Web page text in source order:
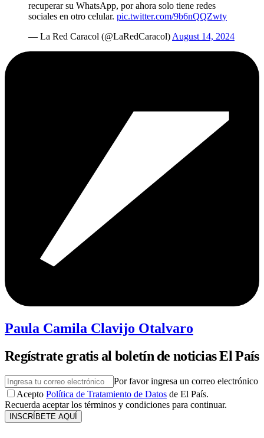
recuperar su WhatsApp, por ahora solo tiene redes
sociales en otro celular. pic.twitter.com/9b6nQQZwty
— La Red Caracol (@LaRedCaracol) August 14, 2024
Paula Camila Clavijo Otalvaro
Regístrate gratis al boletín de noticias El País
Por favor ingresa un correo electrónico
Acepto Política de Tratamiento de Datos de El País.
Recuerda aceptar los términos y condiciones para continuar.
INSCRÍBETE AQUÍ